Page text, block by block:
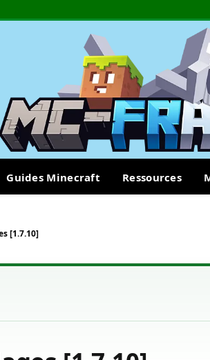
Guides Minecraft Ressources
[1.7.10]